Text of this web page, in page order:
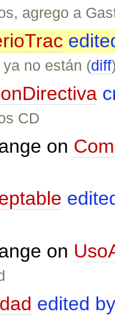
agrego a
no están (diff
CD
on
on
edited